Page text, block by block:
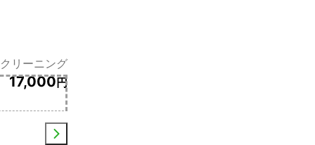
リーニング
17,000 円